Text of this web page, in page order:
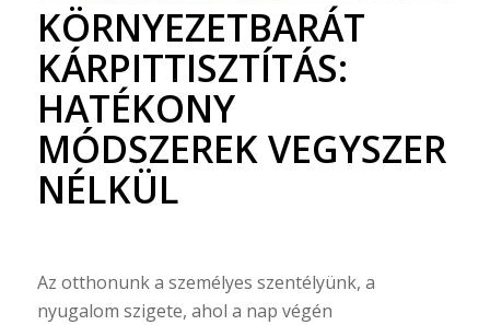
KÖRNYEZETBARÁT
KÁRPITTISZTÍTÁS:
HATÉKONY
MÓDSZEREK VEGYSZER
NÉLKÜL
Az otthonunk a személyes szentélyünk, a
nyugalom szigete, ahol a nap végén